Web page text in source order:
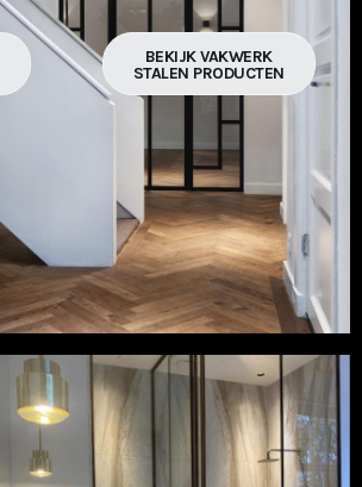
BEKIJK VAKWERK
STALEN PRODUCTEN